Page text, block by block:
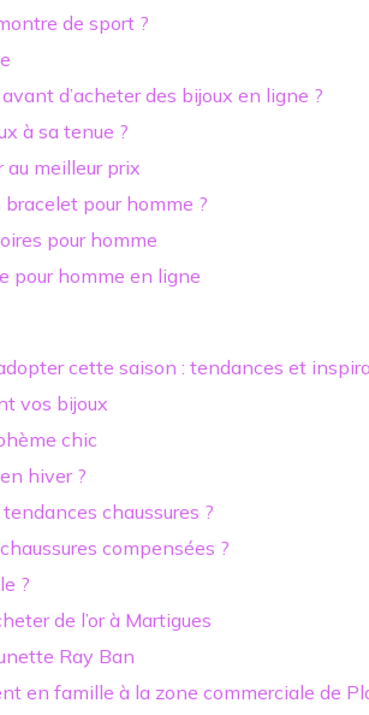
de sport ?
d’acheter des bijoux en ligne ?
à sa tenue ?
au meilleur prix
pour homme ?
pour homme
pour homme en ligne
cette saison : tendances et
vos bijoux
chic
hiver ?
chaussures ?
compensées ?
?
de l’or à Martigues
Ray Ban
en famille à la zone commerciale de